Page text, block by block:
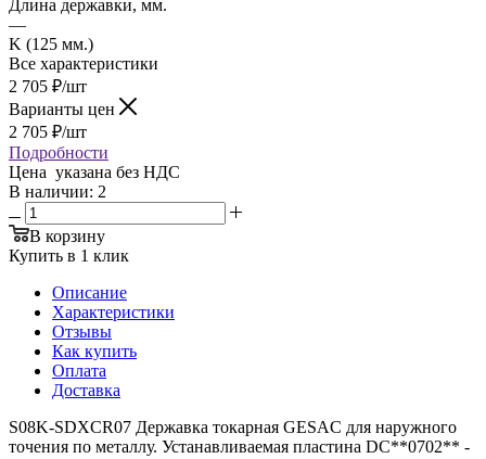
Длина державки, мм.
—
K (125 мм.)
Все характеристики
2 705 ₽/шт
Варианты цен
2 705 ₽/шт
Подробности
Цена указана без НДС
В наличии: 2
В корзину
Купить в 1 клик
Описание
Характеристики
Отзывы
Как купить
Оплата
Доставка
S08K-SDXCR07 Державка токарная GESAC для наружного
точения по металлу. Устанавливаемая пластина DC**0702** -